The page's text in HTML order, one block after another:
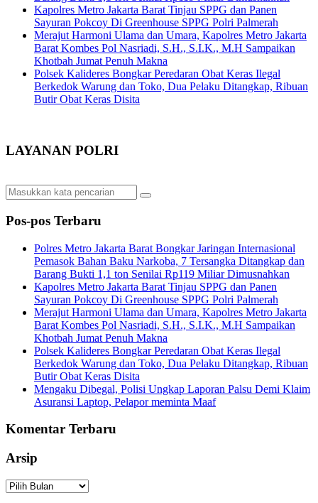
Kapolres Metro Jakarta Barat Tinjau SPPG dan Panen
Sayuran Pokcoy Di Greenhouse SPPG Polri Palmerah
Merajut Harmoni Ulama dan Umara, Kapolres Metro Jakarta
Barat Kombes Pol Nasriadi, S.H., S.I.K., M.H Sampaikan
Khotbah Jumat Penuh Makna
Polsek Kalideres Bongkar Peredaran Obat Keras Ilegal
Berkedok Warung dan Toko, Dua Pelaku Ditangkap, Ribuan
Butir Obat Keras Disita
LAYANAN POLRI
Pos-pos Terbaru
Polres Metro Jakarta Barat Bongkar Jaringan Internasional
Pemasok Bahan Baku Narkoba, 7 Tersangka Ditangkap dan
Barang Bukti 1,1 ton Senilai Rp119 Miliar Dimusnahkan
Kapolres Metro Jakarta Barat Tinjau SPPG dan Panen
Sayuran Pokcoy Di Greenhouse SPPG Polri Palmerah
Merajut Harmoni Ulama dan Umara, Kapolres Metro Jakarta
Barat Kombes Pol Nasriadi, S.H., S.I.K., M.H Sampaikan
Khotbah Jumat Penuh Makna
Polsek Kalideres Bongkar Peredaran Obat Keras Ilegal
Berkedok Warung dan Toko, Dua Pelaku Ditangkap, Ribuan
Butir Obat Keras Disita
Mengaku Dibegal, Polisi Ungkap Laporan Palsu Demi Klaim
Asuransi Laptop, Pelapor meminta Maaf
Komentar Terbaru
Arsip
Arsip